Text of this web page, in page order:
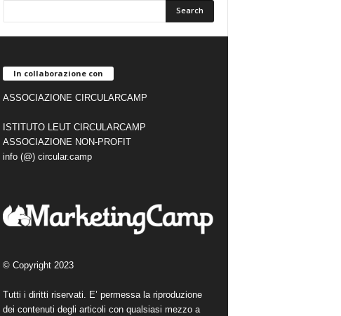
In collaborazione con
ASSOCIAZIONE CIRCULARCAMP
ISTITUTO LEUT CIRCULARCAMP
ASSOCIAZIONE NON-PROFIT
info (@) circular.camp
© Copyright 2023
Tutti i diritti riservati. E’ permessa la riproduzione
dei contenuti degli articoli con qualsiasi mezzo a